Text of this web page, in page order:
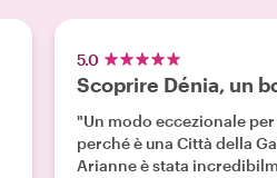
5.0
Scoprire Dénia, un
"Un modo eccezionale
perché è una Città della
Arianne è stata